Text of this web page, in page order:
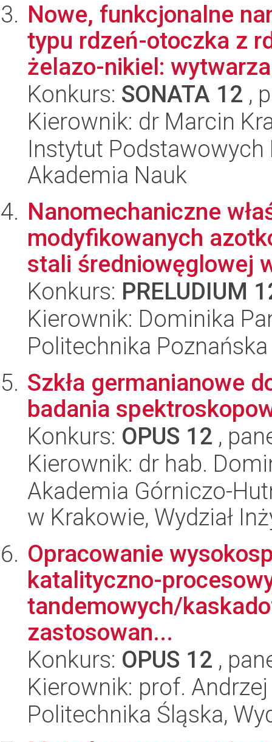
Nowe, funkcjonalne
typu rdzeń-otoczka z
żelazo-nikiel:
Konkurs: SONATA 12 ,
Kierownik: dr Marcin
Instytut
Akademia Nauk
Nanomechaniczne
modyfikowanych
stali średniowęglowej
Konkurs: PRELUDIUM
Kierownik: Dominika
Politechnika Poznańska
Szkła germanianowe
badania
Konkurs: OPUS 12 ,
Kierownik: dr hab.
Akademia Górniczo-
w Krakowie, Wydział
Opracowanie
katalityczno-
tandemowych/
zastosowan...
Konkurs: OPUS 12 ,
Kierownik: prof.
Politechnika Śląska,